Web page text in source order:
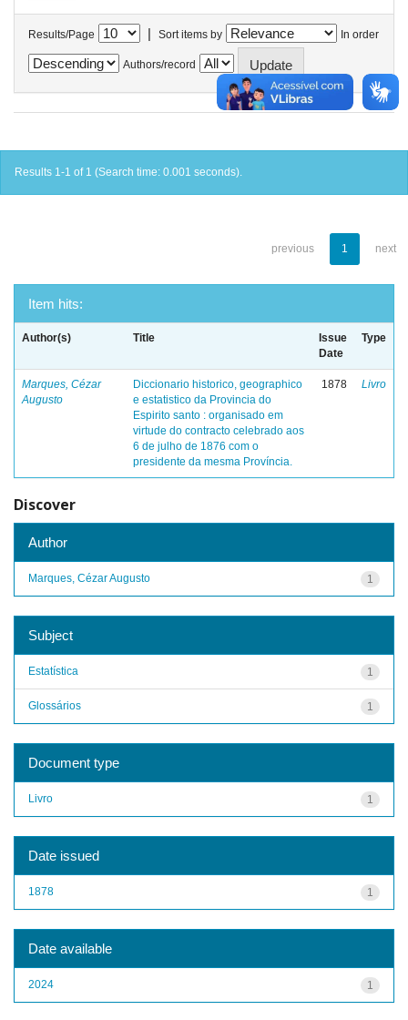
Results/Page | Sort items by In order
Authors/record
Results 1-1 of 1 (Search time: 0.001 seconds).
previous 1 next
Item hits:
Author(s) Title
Issue
Date
Type
Marques, Cézar
Augusto
Diccionario historico, geographico
e estatistico da Provincia do
Espirito santo : organisado em
virtude do contracto celebrado aos
6 de julho de 1876 com o
presidente da mesma Província.
1878 Livro
Discover
Author
1
Marques, Cézar Augusto
Subject
1
Estatística
1
Glossários
Document type
1
Livro
Date issued
1
1878
Date available
1
2024